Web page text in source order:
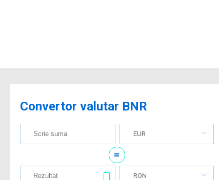
Convertor valutar BNR
EUR
=
RON